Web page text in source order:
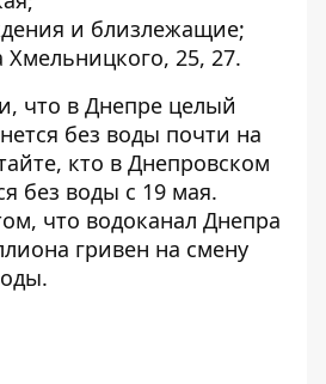
и близлежащие;
Хмельницкого, 25, 27.
что в Днепре целый
без воды почти на
кто в Днепровском
без воды с 19 мая.
что водоканал Днепра
гривен на смену
.